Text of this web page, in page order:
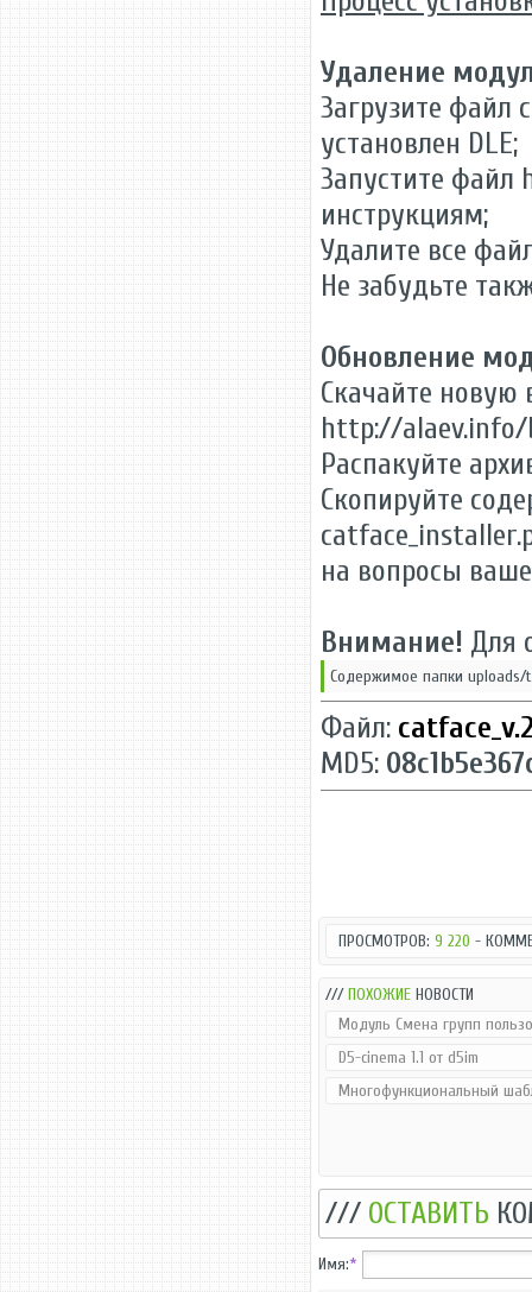
Удаление
Загрузите файл
установлен DLE;
Запустите
инструкциям;
Удалите все
Не забудьте
Обновление
Скачайте новую
http://
Распакуйте
Скопируйте
на вопросы
Внимание! Для
Содержимое папки uploads/
Файл:
MD5:
ПРОСМОТРОВ: 9 220 -
///ПОХОЖИЕ НОВОСТИ
Модуль Смена групп
D5-cinema 1.1 от d5im
Многофункциональный
/// ОСТАВИТЬ
Имя:*